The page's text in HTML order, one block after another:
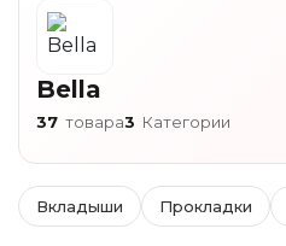
Bella
37 товара3 Категории
Вкладыши Прокладки